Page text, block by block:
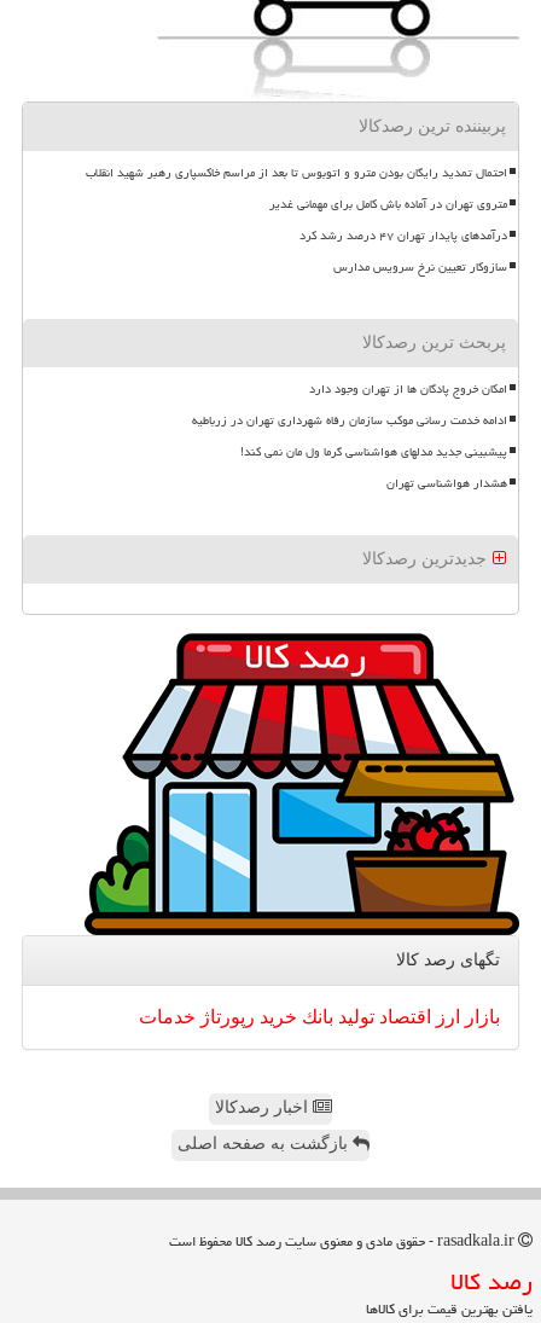
پربیننده ترین رصدکالا
احتمال تمدید رایگان بودن مترو و اتوبوس تا بعد از مراسم خاکسپاری رهبر شهید انقلاب
متروی تهران در آماده باش کامل برای مهمانی غدیر
درآمدهای پایدار تهران ۴۷ درصد رشد کرد
سازوکار تعیین نرخ سرویس مدارس
پربحث ترین رصدکالا
امکان خروج پادگان ها از تهران وجود دارد
ادامه خدمت رسانی موکب سازمان رفاه شهرداری تهران در زرباطیه
پیشبینی جدید مدلهای هواشناسی گرما ول مان نمی کند!
هشدار هواشناسی تهران
جدیدترین رصدکالا
تگهای رصد كالا
بازار ارز اقتصاد تولید بانك خرید رپورتاژ خدمات
اخبار رصدکالا
بازگشت به صفحه اصلی
رصد كالا
یافتن بهترین قیمت برای کالاها